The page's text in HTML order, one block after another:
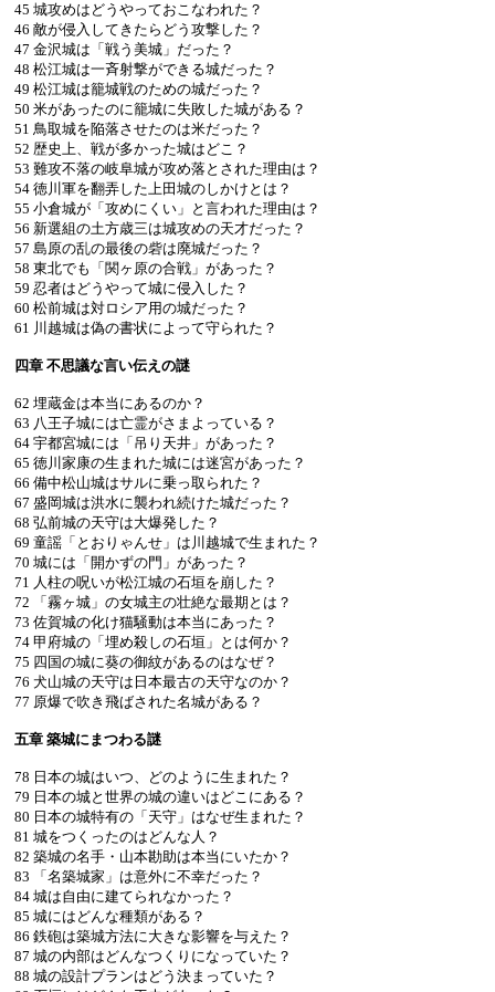
45 城攻めはどうやっておこなわれた？
46 敵が侵入してきたらどう攻撃した？
47 金沢城は「戦う美城」だった？
48 松江城は一斉射撃ができる城だった？
49 松江城は籠城戦のための城だった？
50 米があったのに籠城に失敗した城がある？
51 鳥取城を陥落させたのは米だった？
52 歴史上、戦が多かった城はどこ？
53 難攻不落の岐阜城が攻め落とされた理由は？
54 徳川軍を翻弄した上田城のしかけとは？
55 小倉城が「攻めにくい」と言われた理由は？
56 新選組の土方歳三は城攻めの天才だった？
57 島原の乱の最後の砦は廃城だった？
58 東北でも「関ヶ原の合戦」があった？
59 忍者はどうやって城に侵入した？
60 松前城は対ロシア用の城だった？
61 川越城は偽の書状によって守られた？
四章 不思議な言い伝えの謎
62 埋蔵金は本当にあるのか？
63 八王子城には亡霊がさまよっている？
64 宇都宮城には「吊り天井」があった？
65 徳川家康の生まれた城には迷宮があった？
66 備中松山城はサルに乗っ取られた？
67 盛岡城は洪水に襲われ続けた城だった？
68 弘前城の天守は大爆発した？
69 童謡「とおりゃんせ」は川越城で生まれた？
70 城には「開かずの門」があった？
71 人柱の呪いが松江城の石垣を崩した？
72 「霧ヶ城」の女城主の壮絶な最期とは？
73 佐賀城の化け猫騒動は本当にあった？
74 甲府城の「埋め殺しの石垣」とは何か？
75 四国の城に葵の御紋があるのはなぜ？
76 犬山城の天守は日本最古の天守なのか？
77 原爆で吹き飛ばされた名城がある？
五章 築城にまつわる謎
78 日本の城はいつ、どのように生まれた？
79 日本の城と世界の城の違いはどこにある？
80 日本の城特有の「天守」はなぜ生まれた？
81 城をつくったのはどんな人？
82 築城の名手・山本勘助は本当にいたか？
83 「名築城家」は意外に不幸だった？
84 城は自由に建てられなかった？
85 城にはどんな種類がある？
86 鉄砲は築城方法に大きな影響を与えた？
87 城の内部はどんなつくりになっていた？
88 城の設計プランはどう決まっていた？